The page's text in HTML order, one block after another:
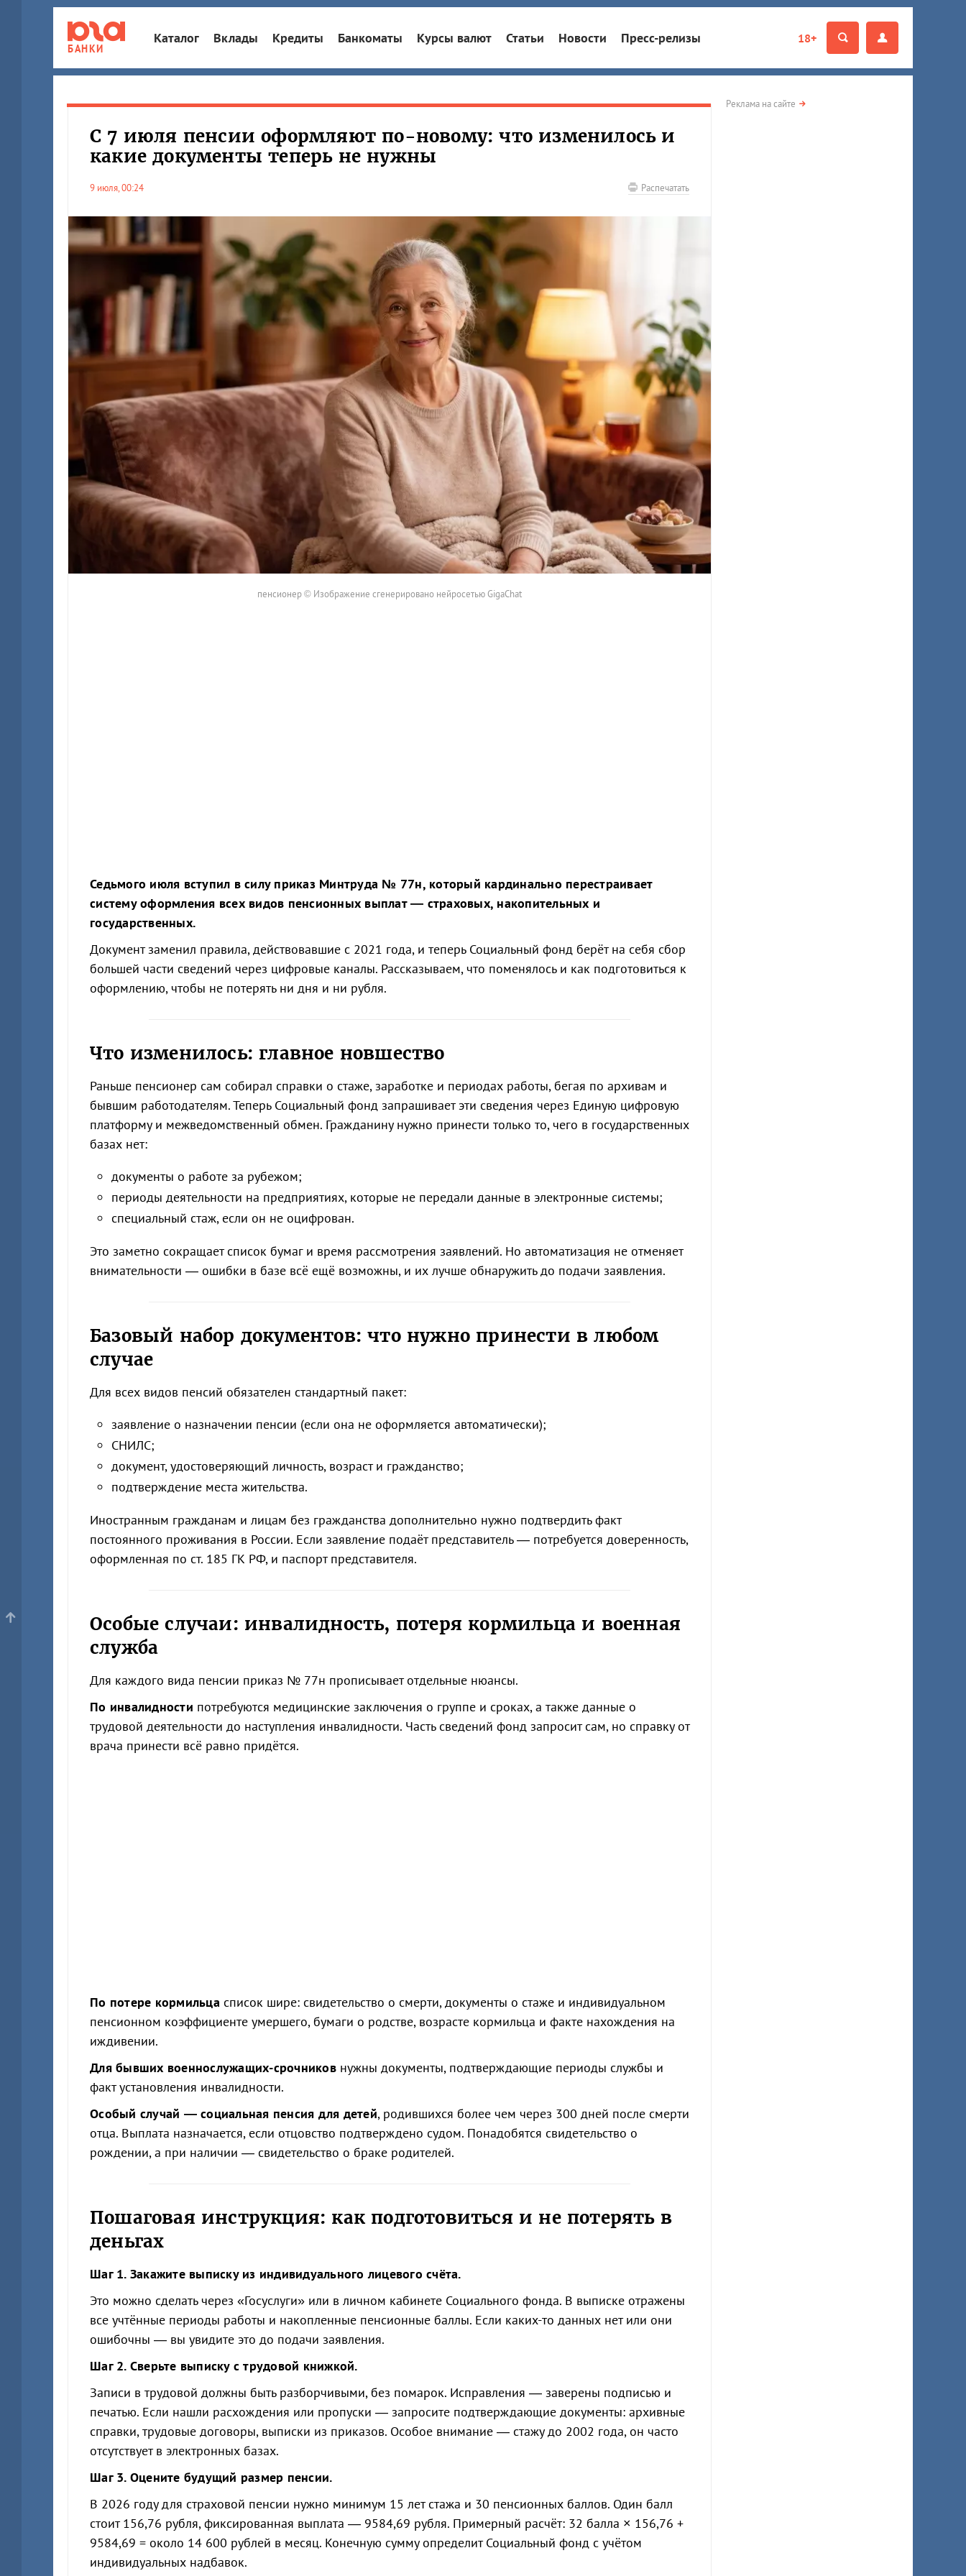
БАНКИ
18+
Каталог Вклады Кредиты Банкоматы Курсы валют Статьи Новости Пресс-релизы
С 7 июля пенсии оформляют по-новому: что изменилось и
какие документы теперь не нужны
9 июля, 00:24 Распечатать
пенсионер © Изображение сгенерировано нейросетью GigaChat
Седьмого июля вступил в силу приказ Минтруда № 77н, который кардинально перестраивает
систему оформления всех видов пенсионных выплат — страховых, накопительных и
государственных.
Документ заменил правила, действовавшие с 2021 года, и теперь Социальный фонд берёт на себя сбор
большей части сведений через цифровые каналы. Рассказываем, что поменялось и как подготовиться к
оформлению, чтобы не потерять ни дня и ни рубля.
Что изменилось: главное новшество
Раньше пенсионер сам собирал справки о стаже, заработке и периодах работы, бегая по архивам и
бывшим работодателям. Теперь Социальный фонд запрашивает эти сведения через Единую цифровую
платформу и межведомственный обмен. Гражданину нужно принести только то, чего в государственных
базах нет:
документы о работе за рубежом;
периоды деятельности на предприятиях, которые не передали данные в электронные системы;
специальный стаж, если он не оцифрован.
Это заметно сокращает список бумаг и время рассмотрения заявлений. Но автоматизация не отменяет
внимательности — ошибки в базе всё ещё возможны, и их лучше обнаружить до подачи заявления.
Базовый набор документов: что нужно принести в любом
случае
Для всех видов пенсий обязателен стандартный пакет:
заявление о назначении пенсии (если она не оформляется автоматически);
СНИЛС;
документ, удостоверяющий личность, возраст и гражданство;
подтверждение места жительства.
Иностранным гражданам и лицам без гражданства дополнительно нужно подтвердить факт
постоянного проживания в России. Если заявление подаёт представитель — потребуется доверенность,
оформленная по ст. 185 ГК РФ, и паспорт представителя.
Особые случаи: инвалидность, потеря кормильца и военная
служба
Для каждого вида пенсии приказ № 77н прописывает отдельные нюансы.
По инвалидности потребуются медицинские заключения о группе и сроках, а также данные о
трудовой деятельности до наступления инвалидности. Часть сведений фонд запросит сам, но справку от
врача принести всё равно придётся.
По потере кормильца список шире: свидетельство о смерти, документы о стаже и индивидуальном
пенсионном коэффициенте умершего, бумаги о родстве, возрасте кормильца и факте нахождения на
иждивении.
Для бывших военнослужащих-срочниковнужны документы, подтверждающие периоды службы и
факт установления инвалидности.
Особый случай — социальная пенсия для детей, родившихся более чем через 300 дней после смерти
отца. Выплата назначается, если отцовство подтверждено судом. Понадобятся свидетельство о
рождении, а при наличии — свидетельство о браке родителей.
Пошаговая инструкция: как подготовиться и не потерять в
деньгах
Шаг 1. Закажите выписку из индивидуального лицевого счёта.
Это можно сделать через «Госуслуги» или в личном кабинете Социального фонда. В выписке отражены
все учтённые периоды работы и накопленные пенсионные баллы. Если каких-то данных нет или они
ошибочны — вы увидите это до подачи заявления.
Шаг 2. Сверьте выписку с трудовой книжкой.
Записи в трудовой должны быть разборчивыми, без помарок. Исправления — заверены подписью и
печатью. Если нашли расхождения или пропуски — запросите подтверждающие документы: архивные
справки, трудовые договоры, выписки из приказов. Особое внимание — стажу до 2002 года, он часто
отсутствует в электронных базах.
Шаг 3. Оцените будущий размер пенсии.
В 2026 году для страховой пенсии нужно минимум 15 лет стажа и 30 пенсионных баллов. Один балл
стоит 156,76 рубля, фиксированная выплата — 9584,69 рубля. Примерный расчёт: 32 балла × 156,76 +
9584,69 = около 14 600 рублей в месяц. Конечную сумму определит Социальный фонд с учётом
индивидуальных надбавок.
Реклама на сайте